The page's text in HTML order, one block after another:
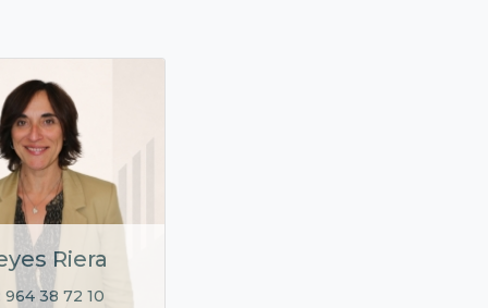
Riera
38 72 10